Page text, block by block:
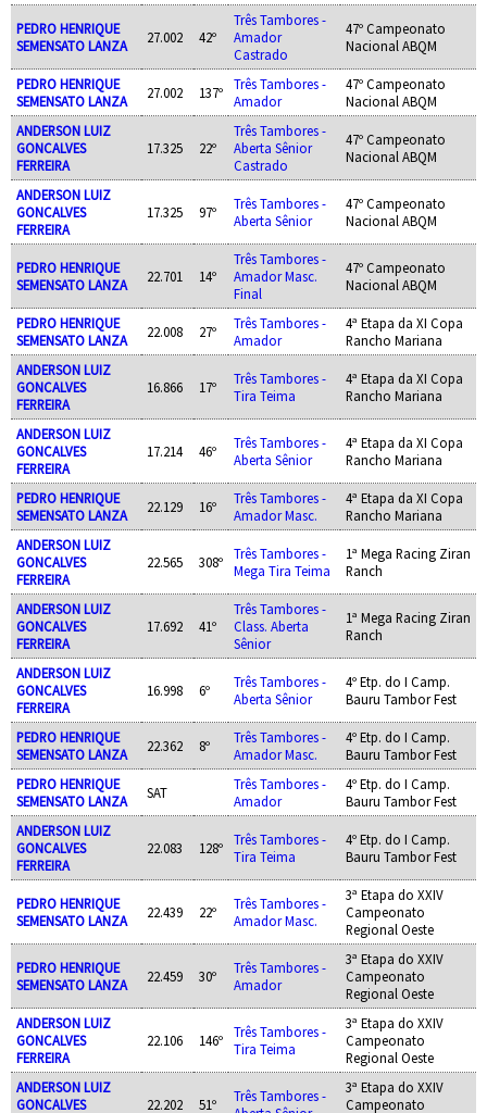
PEDRO HENRIQUE
SEMENSATO LANZA
27.002 42º
Três Tambores -
Amador
Castrado
47º Campeonato
Nacional ABQM
PEDRO HENRIQUE
SEMENSATO LANZA
27.002 137º
Três Tambores -
Amador
47º Campeonato
Nacional ABQM
ANDERSON LUIZ
GONCALVES
FERREIRA
17.325 22º
Três Tambores -
Aberta Sênior
Castrado
47º Campeonato
Nacional ABQM
ANDERSON LUIZ
GONCALVES
FERREIRA
17.325 97º
Três Tambores -
Aberta Sênior
47º Campeonato
Nacional ABQM
PEDRO HENRIQUE
SEMENSATO LANZA
22.701 14º
Três Tambores -
Amador Masc.
Final
47º Campeonato
Nacional ABQM
PEDRO HENRIQUE
SEMENSATO LANZA
22.008 27º
Três Tambores -
Amador
4ª Etapa da XI Copa
Rancho Mariana
ANDERSON LUIZ
GONCALVES
FERREIRA
16.866 17º
Três Tambores -
Tira Teima
4ª Etapa da XI Copa
Rancho Mariana
ANDERSON LUIZ
GONCALVES
FERREIRA
17.214 46º
Três Tambores -
Aberta Sênior
4ª Etapa da XI Copa
Rancho Mariana
PEDRO HENRIQUE
SEMENSATO LANZA
22.129 16º
Três Tambores -
Amador Masc.
4ª Etapa da XI Copa
Rancho Mariana
ANDERSON LUIZ
GONCALVES
FERREIRA
22.565 308º
Três Tambores -
Mega Tira Teima
1ª Mega Racing Ziran
Ranch
ANDERSON LUIZ
GONCALVES
FERREIRA
17.692 41º
Três Tambores -
Class. Aberta
Sênior
1ª Mega Racing Ziran
Ranch
ANDERSON LUIZ
GONCALVES
FERREIRA
16.998 6º
Três Tambores -
Aberta Sênior
4º Etp. do I Camp.
Bauru Tambor Fest
PEDRO HENRIQUE
SEMENSATO LANZA
22.362 8º
Três Tambores -
Amador Masc.
4º Etp. do I Camp.
Bauru Tambor Fest
PEDRO HENRIQUE
SEMENSATO LANZA
SAT
Três Tambores -
Amador
4º Etp. do I Camp.
Bauru Tambor Fest
ANDERSON LUIZ
GONCALVES
FERREIRA
22.083 128º
Três Tambores -
Tira Teima
4º Etp. do I Camp.
Bauru Tambor Fest
PEDRO HENRIQUE
SEMENSATO LANZA
22.439 22º
Três Tambores -
Amador Masc.
3ª Etapa do XXIV
Campeonato
Regional Oeste
PEDRO HENRIQUE
SEMENSATO LANZA
22.459 30º
Três Tambores -
Amador
3ª Etapa do XXIV
Campeonato
Regional Oeste
ANDERSON LUIZ
GONCALVES
FERREIRA
22.106 146º
Três Tambores -
Tira Teima
3ª Etapa do XXIV
Campeonato
Regional Oeste
ANDERSON LUIZ
GONCALVES
22.202 51º
Três Tambores -
3ª Etapa do XXIV
Campeonato